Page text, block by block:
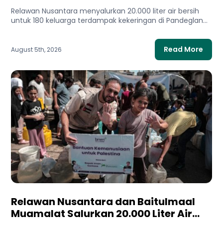
Relawan Nusantara menyalurkan 20.000 liter air bersih
untuk 180 keluarga terdampak kekeringan di Pandeglang,
August 5th, 2026 Read More
Relawan Nusantara dan Baitulmaal
Muamalat Salurkan 20.000 Liter Air